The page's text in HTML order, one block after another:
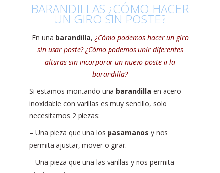
BARANDILLAS ¿CÓMO HACER
UN GIRO SIN POSTE?
En una barandilla, ¿Cómo podemos hacer un giro
sin usar poste? ¿Cómo podemos unir diferentes
alturas sin incorporar un nuevo poste a la
barandilla?
Si estamos montando una barandilla en acero
inoxidable con varillas es muy sencillo, solo
necesitamos 2 piezas:
– Una pieza que una los pasamanos y nos
permita ajustar, mover o girar.
– Una pieza que una las varillas y nos permita